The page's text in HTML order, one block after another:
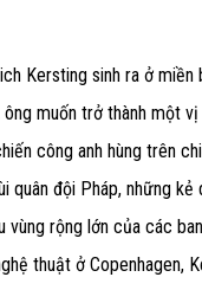
Kersting sinh ra ở
muốn trở thành một
công anh hùng trên
quân đội Pháp, những
vùng rộng lớn của các
thuật ở Copenhagen,